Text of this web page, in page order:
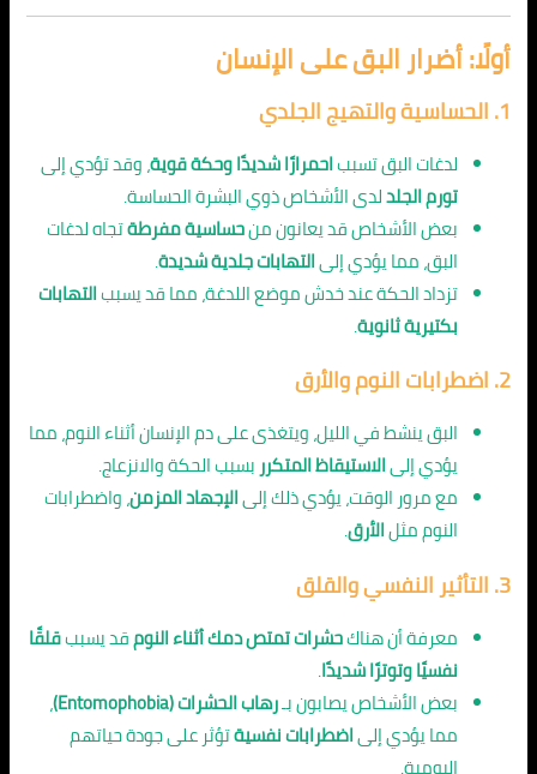
أولًا: أضرار البق على الإنسان
1. الحساسية والتهيج الجلدي
لدغات البق تسبباحمرارًا شديدًا وحكة قوية، وقد تؤدي إلى
تورم الجلدلدى الأشخاص ذوي البشرة الحساسة.
بعض الأشخاص قد يعانون منحساسية مفرطةتجاه لدغات
البق، مما يؤدي إلىالتهابات جلدية شديدة.
تزداد الحكة عند خدش موضع اللدغة، مما قد يسببالتهابات
بكتيرية ثانوية.
2. اضطرابات النوم والأرق
البق ينشط في الليل، ويتغذى على دم الإنسان أثناء النوم، مما
يؤدي إلىالاستيقاظ المتكرربسبب الحكة والانزعاج.
مع مرور الوقت، يؤدي ذلك إلىالإجهاد المزمن، واضطرابات
النوم مثلالأرق.
3. التأثير النفسي والقلق
معرفة أن هناكحشرات تمتص دمك أثناء النومقد يسببقلقًا
نفسيًا وتوترًا شديدًا.
بعض الأشخاص يصابون بـرهاب الحشرات (Entomophobia)
،
مما يؤدي إلىاضطرابات نفسيةتؤثر على جودة حياتهم